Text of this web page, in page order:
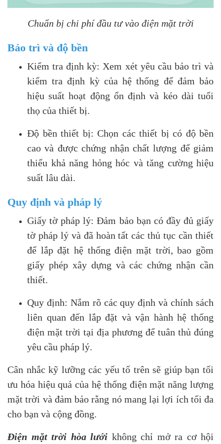
Chuẩn bị chi phí đầu tư vào điện mặt trời
Bảo trì và độ bền
Kiểm tra định kỳ: Xem xét yêu cầu bảo trì và
kiểm tra định kỳ của hệ thống để đảm bảo
hiệu suất hoạt động ổn định và kéo dài tuổi
thọ của thiết bị.
Độ bền thiết bị: Chọn các thiết bị có độ bền
cao và được chứng nhận chất lượng để giảm
thiểu khả năng hỏng hóc và tăng cường hiệu
suất lâu dài.
Quy định và pháp lý
Giấy tờ pháp lý: Đảm bảo bạn có đầy đủ giấy
tờ pháp lý và đã hoàn tất các thủ tục cần thiết
để lắp đặt hệ thống điện mặt trời, bao gồm
giấy phép xây dựng và các chứng nhận cần
thiết.
Quy định: Nắm rõ các quy định và chính sách
liên quan đến lắp đặt và vận hành hệ thống
điện mặt trời tại địa phương để tuân thủ đúng
yêu cầu pháp lý.
Cân nhắc kỹ lưỡng các yếu tố trên sẽ giúp bạn tối
ưu hóa hiệu quả của hệ thống điện mặt năng lượng
mặt trời và đảm bảo rằng nó mang lại lợi ích tối đa
cho bạn và cộng đồng.
Điện mặt trời hòa lưới không chỉ mở ra cơ hội